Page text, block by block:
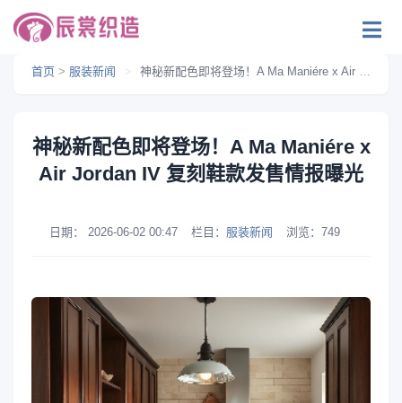
首页 > 服装新闻 > 神秘新配色即将登场！A Ma Maniére x Air Jordan IV 复刻鞋款发售情报曝光
神秘新配色即将登场！A Ma Maniére x
Air Jordan IV 复刻鞋款发售情报曝光
日期： 2026-06-02 00:47 栏目： 服装新闻 浏览： 749